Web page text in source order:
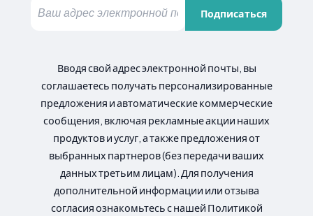
Подписаться
Вводя свой адрес электронной почты, вы
соглашаетесь получать персонализированные
предложения и автоматические коммерческие
сообщения, включая рекламные акции наших
продуктов и услуг, а также предложения от
выбранных партнеров (без передачи ваших
данных третьим лицам). Для получения
дополнительной информации или отзыва
согласия ознакомьтесь с нашей Политикой